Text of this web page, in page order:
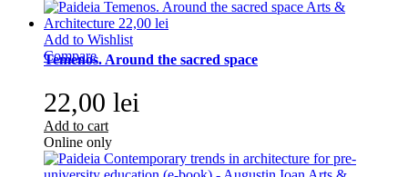
Add to Wishlist
Compare
Temenos. Around the sacred space
22,00 lei
Add to cart
Online only